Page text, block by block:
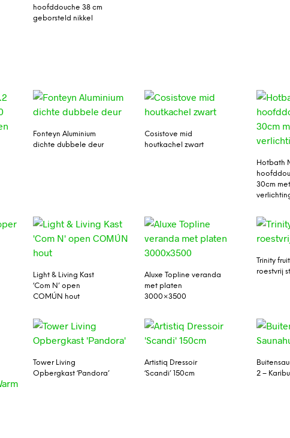
hoofddouche 38 cm
geborsteld nikkel
Fonteyn Aluminium
dichte dubbele deur
Cosistove mid
houtkachel zwart
Hotbath
30cm
Light & Living Kast
‘Com N’ open
COMÚN hout
Aluxe Topline veranda
met platen
3000×3500
Trinity
roestvrij
Tower Living
Opbergkast ‘Pandora’
Artistiq Dressoir
‘Scandi’ 150cm
2 – Karibu